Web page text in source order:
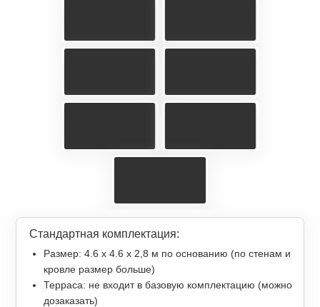
Стандартная комплектация:
Размер: 4.6 х 4.6 х 2,8 м по основанию (по стенам и
кровле размер больше)
Терраса: не входит в базовую комплектацию (можно
дозаказать)